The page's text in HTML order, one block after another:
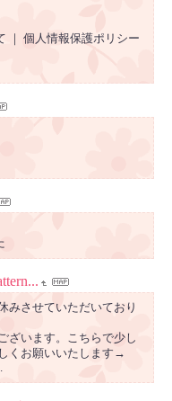
｜ 個人情報保護ポリシー
みさせていただいており
ざいます。こちらで少し
くお願いいたします→